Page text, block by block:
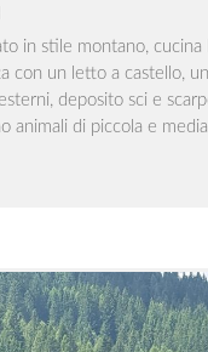
in stile montano,
con un letto a castello,
deposito sci e
animali di piccola e